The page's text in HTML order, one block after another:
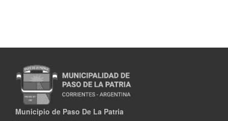
Municipio de Paso De La Patria